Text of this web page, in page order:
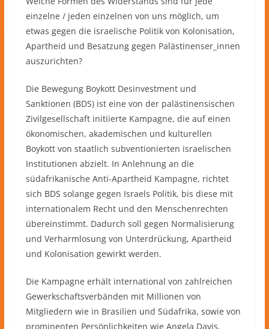
einzelne / jeden einzelnen von uns möglich, um
etwas gegen die israelische Politik von Kolonisation,
Apartheid und Besatzung gegen Palästinenser_innen
auszurichten?
Die Bewegung Boykott Desinvestment und
Sanktionen (BDS) ist eine von der palästinensischen
Zivilgesellschaft initiierte Kampagne, die auf einen
ökonomischen, akademischen und kulturellen
Boykott von staatlich subventionierten israelischen
Institutionen abzielt. In Anlehnung an die
südafrikanische Anti-Apartheid Kampagne, richtet
sich BDS solange gegen Israels Politik, bis diese mit
internationalem Recht und den Menschenrechten
übereinstimmt. Dadurch soll gegen Normalisierung
und Verharmlosung von Unterdrückung, Apartheid
und Kolonisation gewirkt werden.
Die Kampagne erhält international von zahlreichen
Gewerkschaftsverbänden mit Millionen von
Mitgliedern wie in Brasilien und Südafrika, sowie von
prominenten Persönlichkeiten wie Angela Davis,